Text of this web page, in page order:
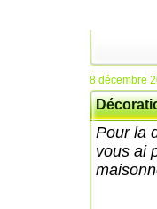
8 décembre
Pour la
vous ai